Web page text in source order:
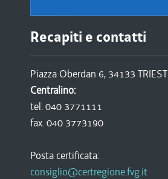
Recapiti e contatti
Piazza Oberdan 6, 34133
Centralino:
tel. 040 3771111
fax. 040 3773190
Posta certificata:
consiglio@certregione.fvg.it